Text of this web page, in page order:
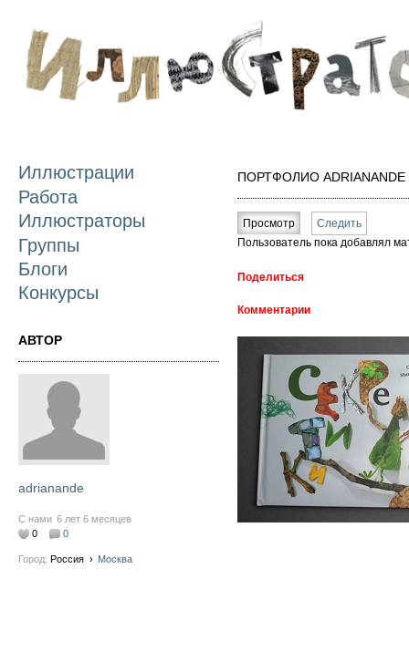
Иллюстрации
Работа
Иллюстраторы
Группы
Блоги
Конкурсы
АВТОР
adrianande
С нами 6 лет 6 месяцев
0
0
Город: Россия › Москва
ПОРТФОЛИО ADRIANANDE
Главные вкладки
Просмотр (активная вкладка)
Следить
Пользователь пока добавлял
Поделиться
Комментарии